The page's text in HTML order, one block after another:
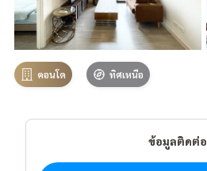
คอนโด ทิศเหนือ
ข้อมูลติดต่อ